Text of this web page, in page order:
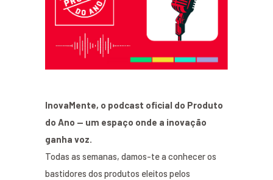
InovaMente, o podcast oficial do Produto
do Ano — um espaço onde a inovação
ganha voz.
Todas as semanas, damos-te a conhecer os
bastidores dos produtos eleitos pelos